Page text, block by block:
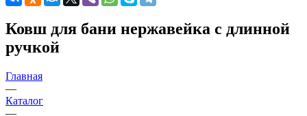
Ковш для бани нержавейка с длинной
ручкой
Главная
—
Каталог
—